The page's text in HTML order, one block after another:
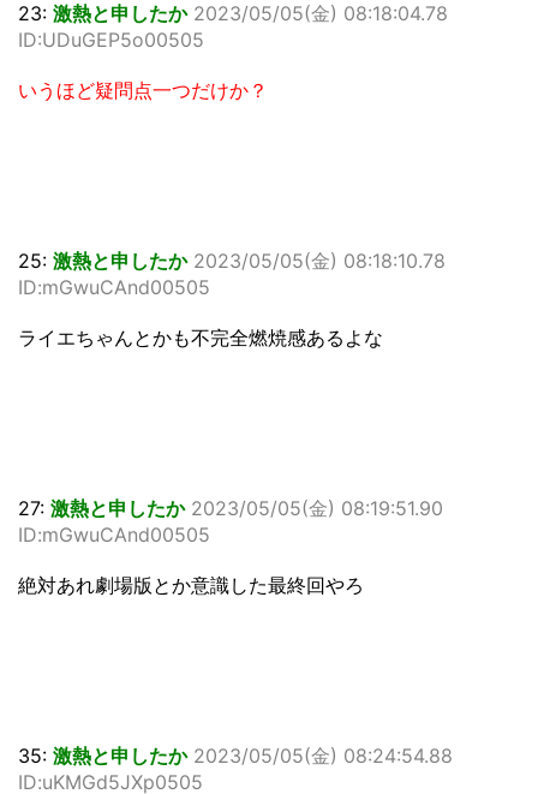
23: 激熱と申したか 2023/05/05(金) 08:18:04.78
ID:UDuGEP5o00505
いうほど疑問点一つだけか？
25: 激熱と申したか 2023/05/05(金) 08:18:10.78
ID:mGwuCAnd00505
ライエちゃんとかも不完全燃焼感あるよな
27: 激熱と申したか 2023/05/05(金) 08:19:51.90
ID:mGwuCAnd00505
絶対あれ劇場版とか意識した最終回やろ
35: 激熱と申したか 2023/05/05(金) 08:24:54.88
ID:uKMGd5JXp0505